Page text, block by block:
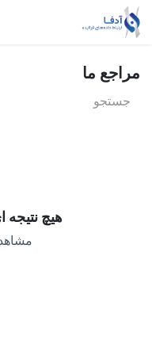
Skip to Content
مراجع ما
هیچ نتیجه